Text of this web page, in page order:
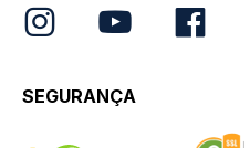
SEGURANÇA